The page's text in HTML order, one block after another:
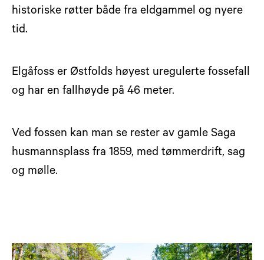
historiske røtter både fra eldgammel og nyere
tid.
Elgåfoss er Østfolds høyest uregulerte fossefall
og har en fallhøyde på 46 meter.
Ved fossen kan man se rester av gamle Saga
husmannsplass fra 1859, med tømmerdrift, sag
og mølle.